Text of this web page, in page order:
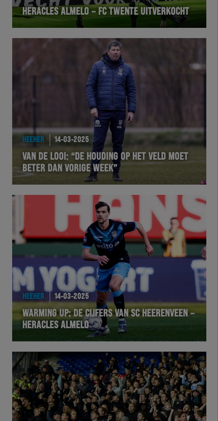
VOLHER
Natuurgras
BusinessClub
Foundation
Team Zwart Wit
eSports
Academie
HERACLES ALMELO – FC TWENTE UITVERKOCHT
HEEHER 14-03-2025
VAN DE LOOI: “DE HOUDING OP HET VELD MOET
BETER DAN VORIGE WEEK”
HEEHER 14-03-2025
WARMING UP: DE CIJFERS VAN SC HEERENVEEN –
HERACLES ALMELO